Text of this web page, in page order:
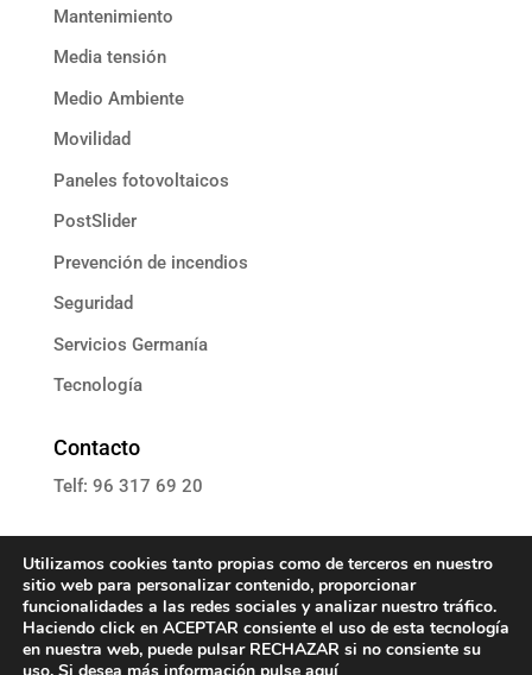
Mantenimiento
Media tensión
Medio Ambiente
Movilidad
Paneles fotovoltaicos
PostSlider
Prevención de incendios
Seguridad
Servicios Germanía
Tecnología
Contacto
Telf: 96 317 69 20
E: informacion@grupoassista.com
Política de cookies
Utilizamos cookies tanto propias como de terceros en nuestro
sitio web para personalizar contenido, proporcionar
funcionalidades a las redes sociales y analizar nuestro tráfico.
Haciendo click en ACEPTAR consiente el uso de esta tecnología
en nuestra web, puede pulsar RECHAZAR si no consiente su